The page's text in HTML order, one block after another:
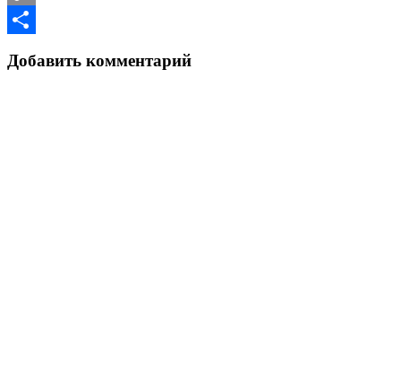
Copy
Добавить комментарий